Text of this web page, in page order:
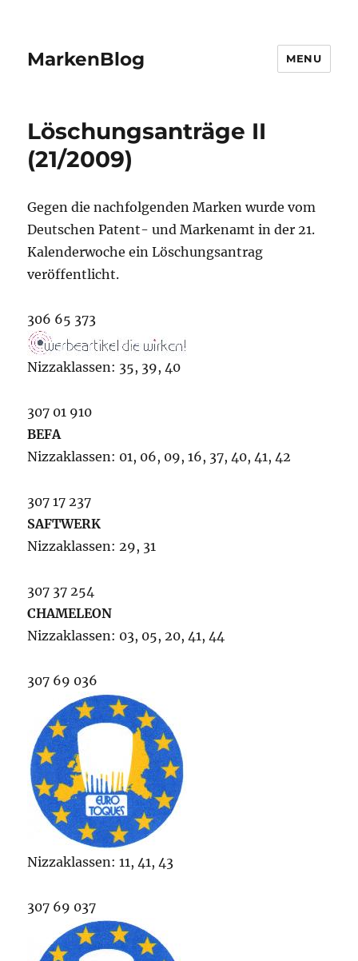
MarkenBlog MENU
Löschungsanträge II
(21/2009)
Gegen die nachfolgenden Marken wurde vom
Deutschen Patent- und Markenamt in der 21.
Kalenderwoche ein Löschungsantrag
veröffentlicht.
306 65 373
Nizzaklassen: 35, 39, 40
307 01 910
BEFA
Nizzaklassen: 01, 06, 09, 16, 37, 40, 41, 42
307 17 237
SAFTWERK
Nizzaklassen: 29, 31
307 37 254
CHAMELEON
Nizzaklassen: 03, 05, 20, 41, 44
307 69 036
Nizzaklassen: 11, 41, 43
307 69 037